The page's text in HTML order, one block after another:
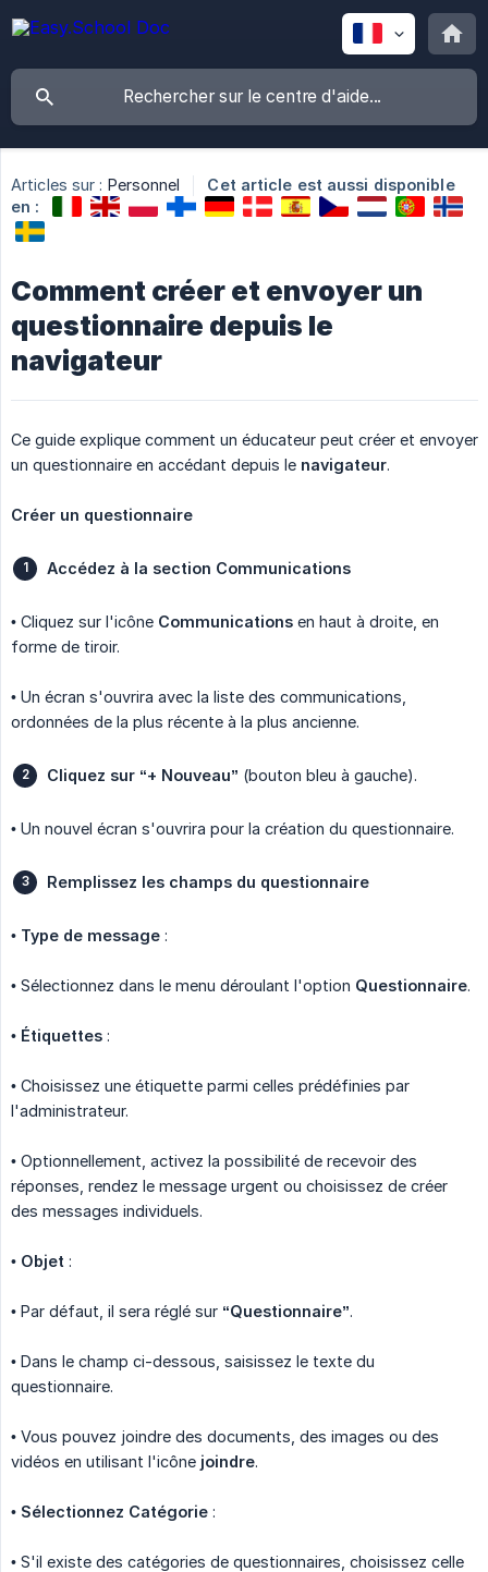
Articles sur : Personnel
Cet article est aussi disponible
en :
Comment créer et envoyer un
questionnaire depuis le
navigateur
Ce guide explique comment un éducateur peut créer et envoyer
un questionnaire en accédant depuis le navigateur.
Créer un questionnaire
Accédez à la section Communications
• Cliquez sur l'icône Communications en haut à droite, en
forme de tiroir.
• Un écran s'ouvrira avec la liste des communications,
ordonnées de la plus récente à la plus ancienne.
Cliquez sur “+ Nouveau” (bouton bleu à gauche).
• Un nouvel écran s'ouvrira pour la création du questionnaire.
Remplissez les champs du questionnaire
• Type de message :
• Sélectionnez dans le menu déroulant l'option Questionnaire.
• Étiquettes :
• Choisissez une étiquette parmi celles prédéfinies par
l'administrateur.
• Optionnellement, activez la possibilité de recevoir des
réponses, rendez le message urgent ou choisissez de créer
des messages individuels.
• Objet :
• Par défaut, il sera réglé sur “Questionnaire”.
• Dans le champ ci-dessous, saisissez le texte du
questionnaire.
• Vous pouvez joindre des documents, des images ou des
vidéos en utilisant l'icône joindre.
• Sélectionnez Catégorie :
• S'il existe des catégories de questionnaires, choisissez celle